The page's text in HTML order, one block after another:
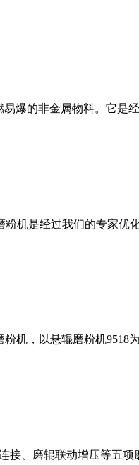
爆的非金属物料。它是
机是经过我们的专家优
机，以悬辊磨粉机9518
接、磨辊联动增压等五